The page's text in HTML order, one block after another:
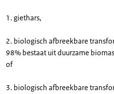
1. giethars,
2. biologisch afbreekbare
98% bestaat uit duurzame
of
3. biologisch afbreekbare